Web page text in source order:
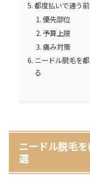
都度払いで通う
優先部位
予算上限
痛み対策
ニードル脱毛を
る
ニードル脱毛
選